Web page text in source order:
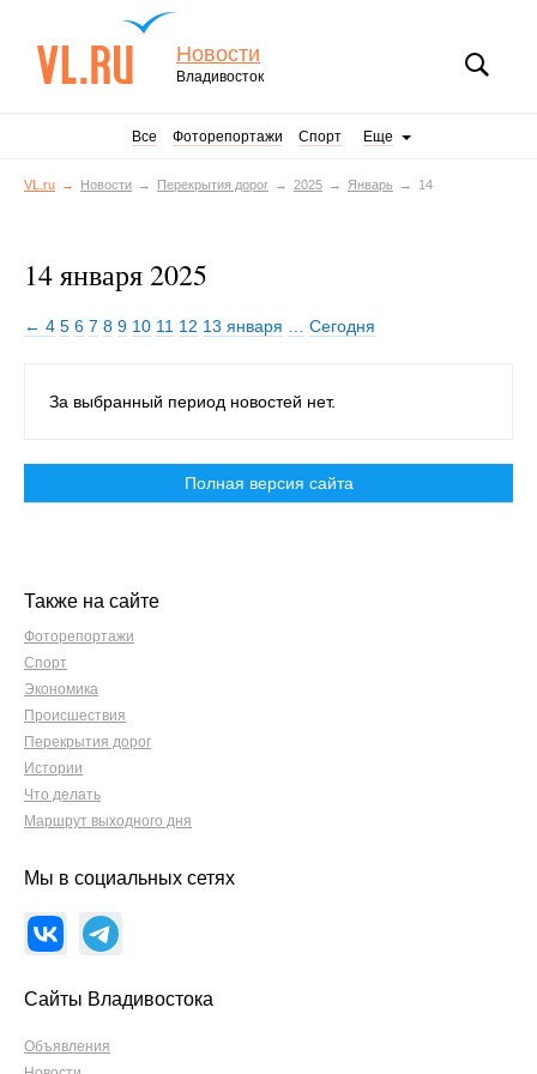
Новости
Владивосток
Все Фоторепортажи Спорт Еще
VL.ru Новости Перекрытия дорог 2025 Январь 14
14 января 2025
← 4 5 6 7 8 9 10 11 12 13 января Сегодня
За выбранный период новостей нет.
Полная версия сайта
Также на сайте
Фоторепортажи
Спорт
Экономика
Происшествия
Перекрытия дорог
Истории
Что делать
Маршрут выходного дня
Мы в социальных сетях
Сайты Владивостока
Объявления